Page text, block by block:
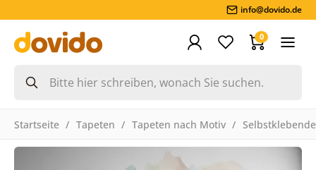
info@dovido.de
0
Startseite Tapeten Tapeten nach Motiv